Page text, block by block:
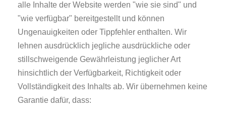
alle Inhalte der Website werden "wie sie sind" und
"wie verfügbar" bereitgestellt und können
Ungenauigkeiten oder Tippfehler enthalten. Wir
lehnen ausdrücklich jegliche ausdrückliche oder
stillschweigende Gewährleistung jeglicher Art
hinsichtlich der Verfügbarkeit, Richtigkeit oder
Vollständigkeit des Inhalts ab. Wir übernehmen keine
Garantie dafür, dass: